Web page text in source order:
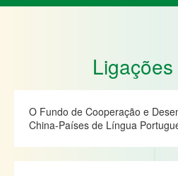
O Fundo de Cooperação e
China-Países de Língua